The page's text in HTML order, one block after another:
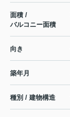
面積 /
バルコニー面積
向き
築年月
種別 / 建物構造